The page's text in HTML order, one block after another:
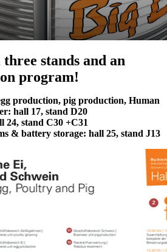
stands and an
program!
production, pig production, Human
hall 17, stand D20
24, stand C30 +C31
& battery storage: hall 25, stand J13